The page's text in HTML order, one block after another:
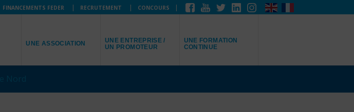
FINANCEMENTS FEDER RECRUTEMENT CONCOURS
UNE ASSOCIATION
UNE ENTREPRISE /
UN PROMOTEUR
UNE FORMATION
CONTINUE